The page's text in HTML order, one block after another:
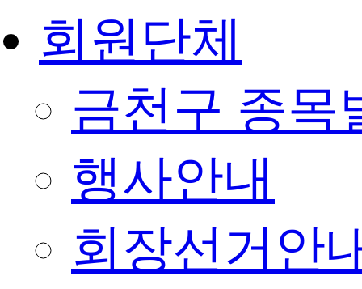
회원단체
금천구 종목
행사안내
회장선거안